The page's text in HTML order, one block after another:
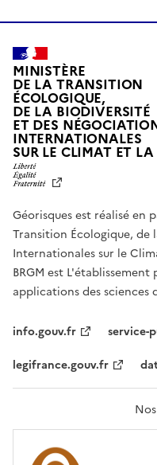
MINISTÈRE
DE LA TRANSITION
ÉCOLOGIQUE,
DE LA BIODIVERSITÉ
ET DES
INTERNATIONALES
SUR LE CLIMAT ET
Géorisques est réalisé en
Transition Écologique, de
Internationales sur le
BRGM est
applications des sciences
info.gouv.fr
service-
legifrance.gouv.fr